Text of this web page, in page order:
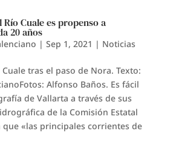
Cuale es propenso a
20 años
| Sep 1, 2021 | Noticias
tras el paso de Nora. Texto:
Alfonso Baños. Es fácil
de Vallarta a través de sus
de la Comisión Estatal
que «las principales corrientes de